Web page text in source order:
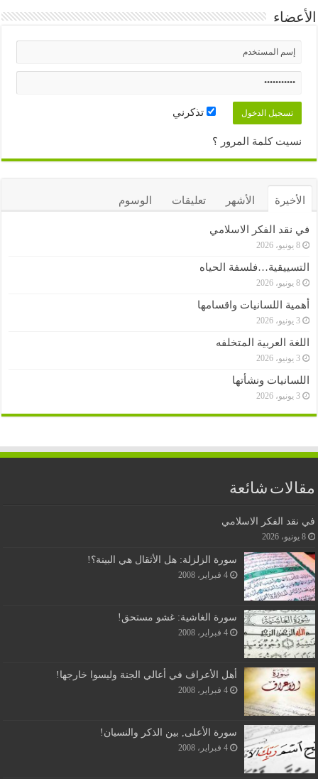
الأعضاء
تذكرني
نسيت كلمة المرور ؟
الأخيرة الأشهر تعليقات الوسوم
في نقد الفكر الاسلامي
8 يونيو، 2026
التسييقية…فلسفة الحياه
8 يونيو، 2026
أهمية اللسانيات واقسامها
3 يونيو، 2026
اللغة العربية المتخلفه
3 يونيو، 2026
اللسانيات ونشأتها
3 يونيو، 2026
مقالات شائعة
في نقد الفكر الاسلامي
8 يونيو، 2026
سورة الزلزلة: هل الأثقال هي البينة؟!
4 فبراير، 2008
سورة الغاشية: غشو مستحق!
4 فبراير، 2008
أهل الأعراف في أعالي الجنة وليسوا خارجها!
4 فبراير، 2008
سورة الأعلى, بين الذكر والنسيان!
4 فبراير، 2008